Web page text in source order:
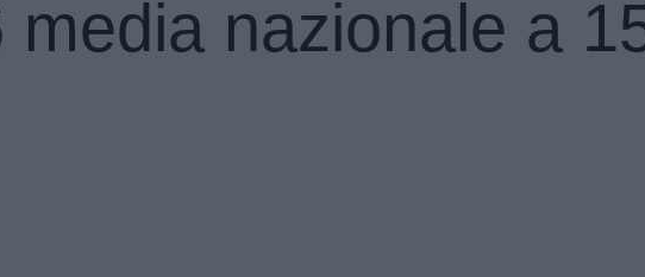
nazionale a